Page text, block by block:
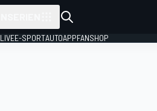
LIVEE-SPORTAUTOAPPFANSHOP